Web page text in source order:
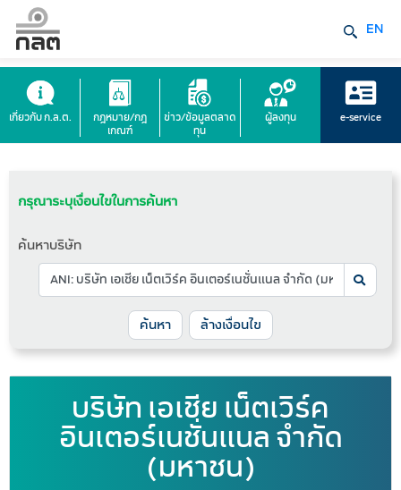
EN
เกี่ยวกับ ก.ล.ต.
กฎหมาย/กฎ
เกณฑ์
ข่าว/ข้อมูลตลาด
ทุน
ผู้ลงทุน e-service
กรุณาระบุเงื่อนไขในการค้นหา
ค้นหาบริษัท
ล้างเงื่อนไข
บริษัท เอเชีย เน็ตเวิร์ค
อินเตอร์เนชั่นแนล จำกัด
(มหาชน)